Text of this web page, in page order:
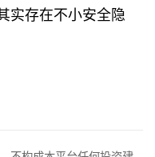
实存在不小安全隐